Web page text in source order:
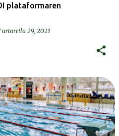
plataformaren
urtarrila 29, 2021